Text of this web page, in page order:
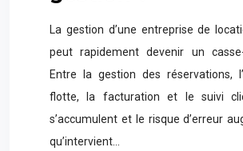
La gestion d’une entreprise de
peut rapidement devenir un
Entre la gestion des réservations,
flotte, la facturation et le suivi
s’accumulent et le risque d’erreur
qu’intervient…